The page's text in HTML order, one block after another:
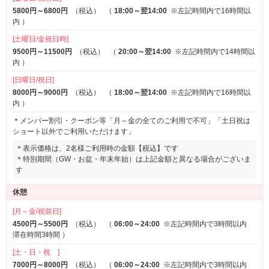
ルームサービス
5800円～6800円
（税込） （ 18:00～翌14:00 ※左記時間内で16時間以
内 ）
[土曜日/金祝日時]
9500円～11500円
（税込） （ 20:00～翌14:00 ※左記時間内で14時間以
内 ）
[日曜日/祝日]
8000円～9000円
（税込） （ 18:00～翌14:00 ※左記時間内で16時間以
内 ）
＊メンバー割引・クーポン等「月～金の全てのご利用で不可」「土日祝は
ショート以外でご利用いただけます」
＊表示価格は、2名様ご利用時の金額【税込】です
＊特別期間（GW・お盆・年末年始）は上記金額と異なる場合がございま
す
休憩
[月～金/祝前日]
4500円～5500円
（税込） （ 06:00～24:00 ※左記時間内で3時間以内
滞在時間3時間 ）
[土・日・祝 ]
7000円～8000円
（税込） （ 06:00～24:00 ※左記時間内で3時間以内